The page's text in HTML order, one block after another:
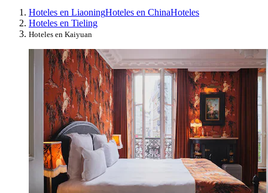
Hoteles en LiaoningHoteles en ChinaHoteles
Hoteles en Tieling
Hoteles en Kaiyuan